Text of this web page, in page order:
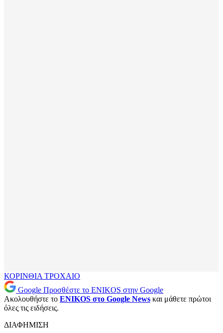
ΚΟΡΙΝΘΙΑ ΤΡΟΧΑΙΟ
Google Προσθέστε το ENIKOS στην Google
Ακολουθήστε το ENIKOS στο Google News και μάθετε πρώτοι
όλες τις ειδήσεις.
ΔΙΑΦΗΜΙΣΗ